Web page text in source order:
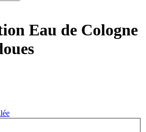
Eau de Cologne